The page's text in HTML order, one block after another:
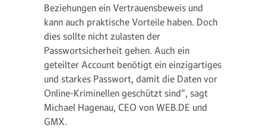
Beziehungen ein Vertrauensbeweis und
kann auch praktische Vorteile haben. Doch
dies sollte nicht zulasten der
Passwortsicherheit gehen. Auch ein
geteilter Account benötigt ein einzigartiges
und starkes Passwort, damit die Daten vor
Online-Kriminellen geschützt sind“, sagt
Michael Hagenau, CEO von WEB.DE und
GMX.